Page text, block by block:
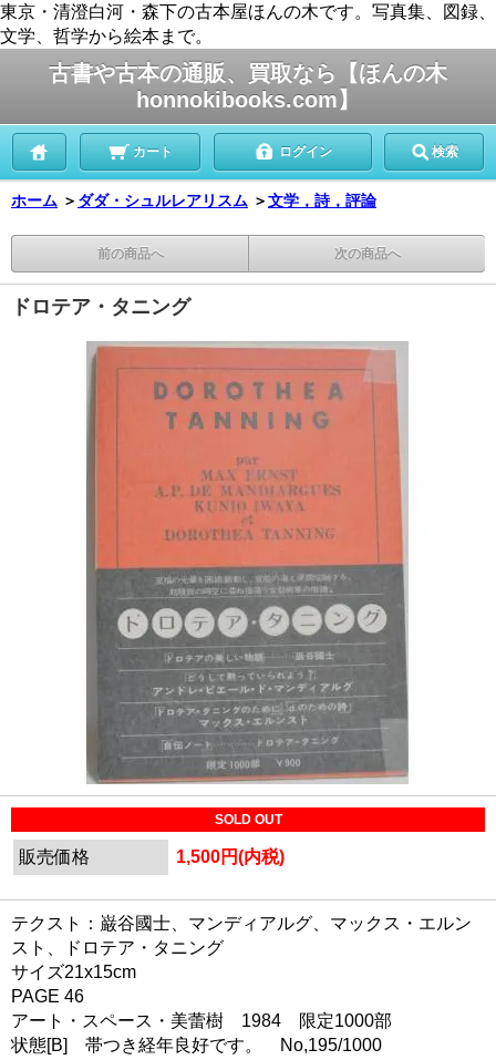
東京・清澄白河・森下の古本屋ほんの木です。写真集、図録、
文学、哲学から絵本まで。
古書や古本の通販、買取なら【ほんの木
honnokibooks.com】
カート ログイン 検索
ホーム ＞ ダダ・シュルレアリスム ＞文学，詩，評論
前の商品へ 次の商品へ
ドロテア・タニング
SOLD OUT
販売価格 1,500円(内税)
テクスト：巌谷國士、マンディアルグ、マックス・エルン
スト、ドロテア・タニング
サイズ21x15cm
PAGE 46
アート・スペース・美蕾樹 1984 限定1000部
状態[B] 帯つき経年良好です。 No,195/1000